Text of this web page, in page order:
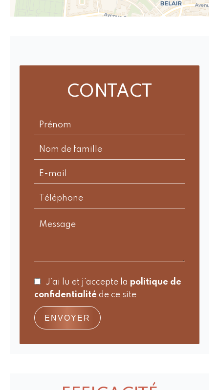
CONTACT
J’ai lu et j'accepte la politique de
confidentialité de ce site
ENVOYER